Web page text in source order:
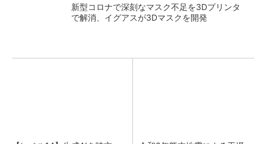
新型コロナで深刻なマスク不足を3Dプリンタ
で解消、イグアスが3Dマスクを開発